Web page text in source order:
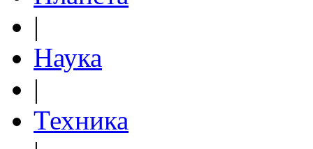
|
Наука
|
Техника